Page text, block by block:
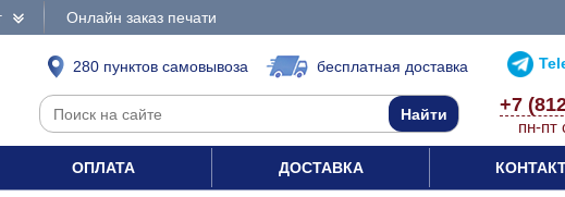
Онлайн заказ печати
280 пунктов самовывоза бесплатная доставка
+7
пн-пт
ОПЛАТА ДОСТАВКА